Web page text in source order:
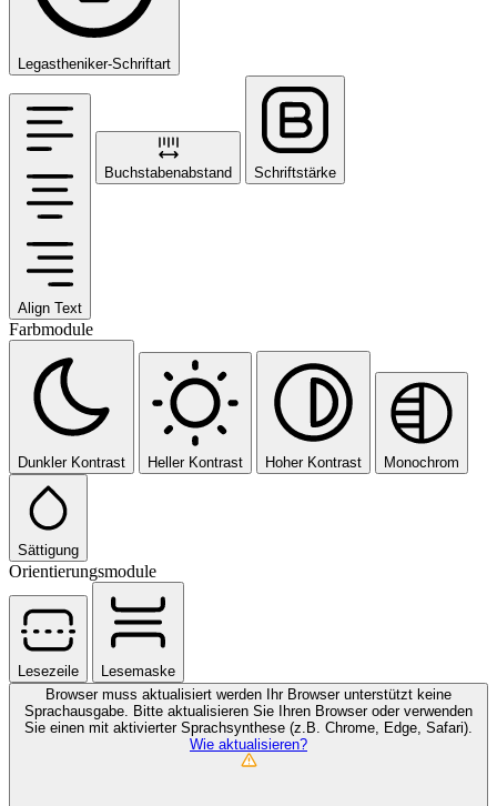
Legastheniker-Schriftart
Align Text
Buchstabenabstand Schriftstärke
Farbmodule
Dunkler Kontrast Heller Kontrast Hoher Kontrast Monochrom
Sättigung
Orientierungsmodule
Lesezeile
Lesemaske
Browser muss aktualisiert werden
Ihr Browser unterstützt keine
Sprachausgabe. Bitte aktualisieren Sie Ihren Browser oder verwenden
Sie einen mit aktivierter Sprachsynthese (z.B. Chrome, Edge, Safari).
Wie aktualisieren?